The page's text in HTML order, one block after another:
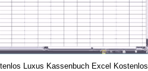
Luxus Kassenbuch Excel Kostenlos